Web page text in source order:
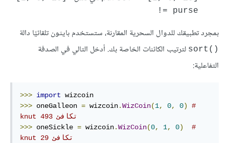
!= purse
بمجرد تطبيقك للدوال السحرية المقارنة، ستستخدم بايثون تلقائيًا دالة
sort()‎ لترتيب الكائنات الخاصة بك. أدخل التالي في الصدفة
التفاعلية:
>>> import
>>> oneGalleon = wizcoin.WizCoin(1, 0, 0)
#
‫تكافئ 493 knut
>>> oneSickle = wizcoin.WizCoin(0, 1, 0)
#
‫تكافئ 29 knut